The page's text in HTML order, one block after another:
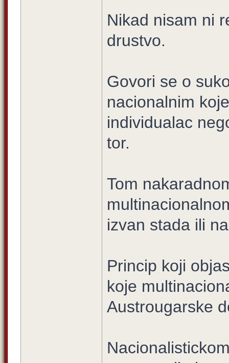
Nikad nisam ni
drustvo.
Govori se o
nacionalnim
individualac
tor.
Tom
izvan stada ili
Princip koji
koje
Austrougarske